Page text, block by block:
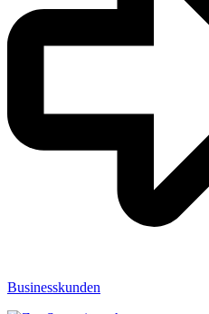
Businesskunden